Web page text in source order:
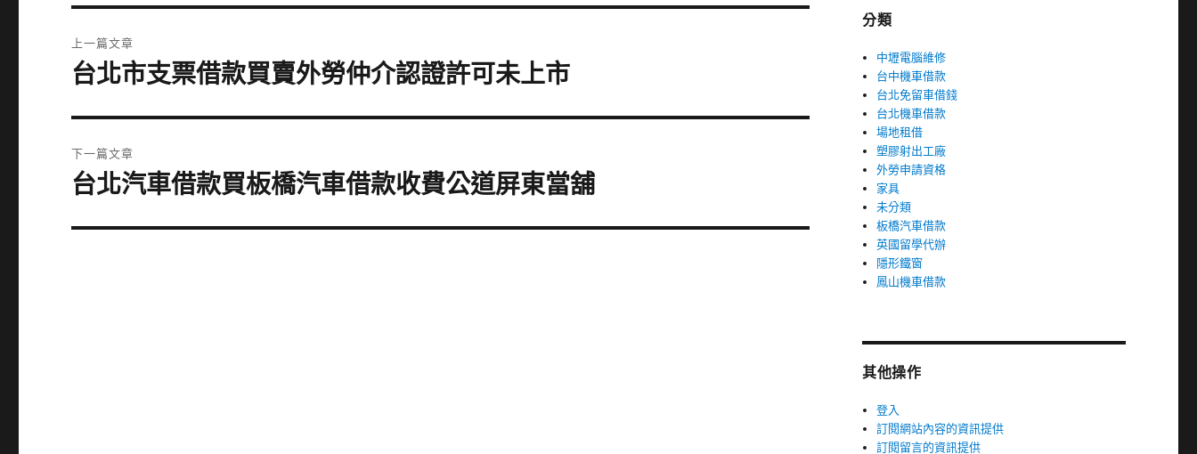
章
上一篇文章
上
篇
文
章:
台北市支票借款買賣外勞仲介認證許可未上市
下一篇文章
下
篇
台北汽車借款買板橋汽車借款收費公道屏東當舖
分類
中壢電腦維修
台中機車借款
台北免留車借錢
台北機車借款
場地租借
塑膠射出工廠
外勞申請資格
家具
未分類
板橋汽車借款
英國留學代辦
隱形鐵窗
鳳山機車借款
其他操作
登入
訂閱網站內容的資訊提供
訂閱留言的資訊提供